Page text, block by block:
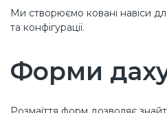
Ми створюємо ковані навіси
та конфігурації.
Форми